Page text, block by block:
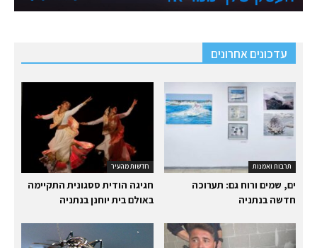
עדכונים אחרונים
חדשות מהעיר
חגיגה הודית ססגונית התקיימה
באולם בית יוחנן בנתניה
תרבות ואמנות
ים, שמים ורוח גם: תערוכה
חדשה בנתניה